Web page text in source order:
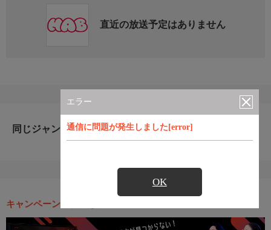
エラー
通信に問題が発生しました[error]
OK
直近の放送予定はありません
同じジャンルのおすすめ番組
キャンペーン・お得な情報